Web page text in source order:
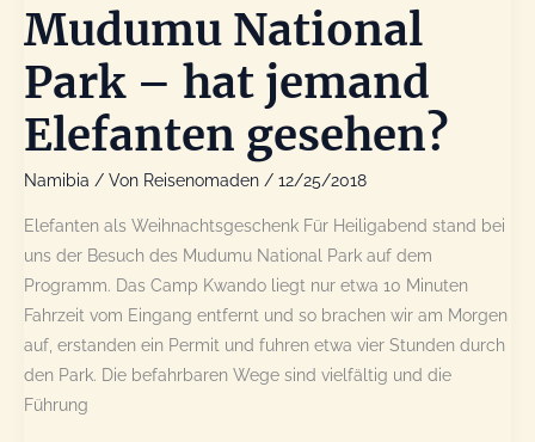
Mudumu National
Park – hat jemand
Elefanten gesehen?
Namibia / Von Reisenomaden / 12/25/2018
Elefanten als Weihnachtsgeschenk Für Heiligabend stand bei
uns der Besuch des Mudumu National Park auf dem
Programm. Das Camp Kwando liegt nur etwa 10 Minuten
Fahrzeit vom Eingang entfernt und so brachen wir am Morgen
auf, erstanden ein Permit und fuhren etwa vier Stunden durch
den Park. Die befahrbaren Wege sind vielfältig und die
Führung